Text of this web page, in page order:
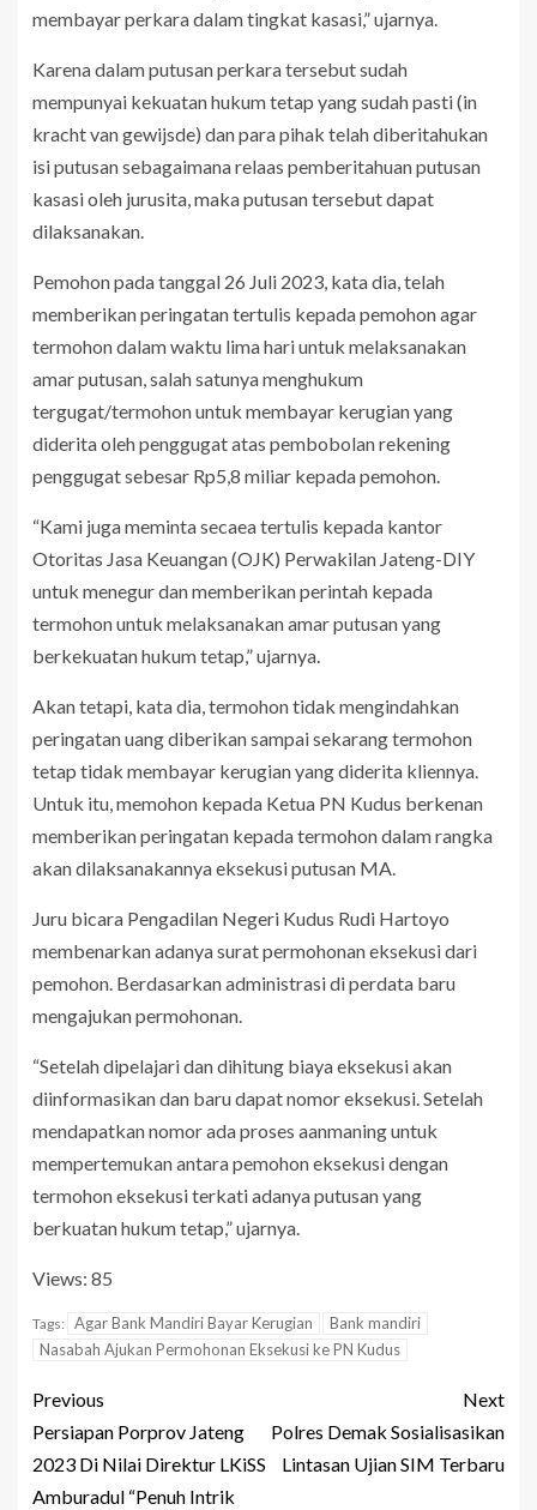
membayar perkara dalam tingkat kasasi,” ujarnya.
Karena dalam putusan perkara tersebut sudah
mempunyai kekuatan hukum tetap yang sudah pasti (in
kracht van gewijsde) dan para pihak telah diberitahukan
isi putusan sebagaimana relaas pemberitahuan putusan
kasasi oleh jurusita, maka putusan tersebut dapat
dilaksanakan.
Pemohon pada tanggal 26 Juli 2023, kata dia, telah
memberikan peringatan tertulis kepada pemohon agar
termohon dalam waktu lima hari untuk melaksanakan
amar putusan, salah satunya menghukum
tergugat/termohon untuk membayar kerugian yang
diderita oleh penggugat atas pembobolan rekening
penggugat sebesar Rp5,8 miliar kepada pemohon.
“Kami juga meminta secaea tertulis kepada kantor
Otoritas Jasa Keuangan (OJK) Perwakilan Jateng-DIY
untuk menegur dan memberikan perintah kepada
termohon untuk melaksanakan amar putusan yang
berkekuatan hukum tetap,” ujarnya.
Akan tetapi, kata dia, termohon tidak mengindahkan
peringatan uang diberikan sampai sekarang termohon
tetap tidak membayar kerugian yang diderita kliennya.
Untuk itu, memohon kepada Ketua PN Kudus berkenan
memberikan peringatan kepada termohon dalam rangka
akan dilaksanakannya eksekusi putusan MA.
Juru bicara Pengadilan Negeri Kudus Rudi Hartoyo
membenarkan adanya surat permohonan eksekusi dari
pemohon. Berdasarkan administrasi di perdata baru
mengajukan permohonan.
“Setelah dipelajari dan dihitung biaya eksekusi akan
diinformasikan dan baru dapat nomor eksekusi. Setelah
mendapatkan nomor ada proses aanmaning untuk
mempertemukan antara pemohon eksekusi dengan
termohon eksekusi terkati adanya putusan yang
berkuatan hukum tetap,” ujarnya.
Views: 85
Tags: Agar Bank Mandiri Bayar Kerugian
Bank mandiri
Nasabah Ajukan Permohonan Eksekusi ke PN Kudus
Previous
Persiapan Porprov Jateng
2023 Di Nilai Direktur LKiSS
Amburadul “Penuh Intrik
Next
Polres Demak Sosialisasikan
Lintasan Ujian SIM Terbaru